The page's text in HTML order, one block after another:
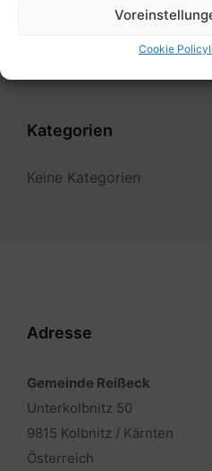
Cookie Policy
Filter
Kategorien
Keine Kategorien
Adresse
Gemeinde Reißeck
Unterkolbnitz 50
9815 Kolbnitz / Kärnten
Österreich